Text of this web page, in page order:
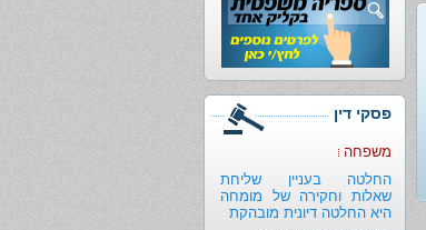
פסקי דין
משפחה
החלטה בעניין שליחת
שאלות וחקירה של מומחה
היא החלטה דיונית מובהקת